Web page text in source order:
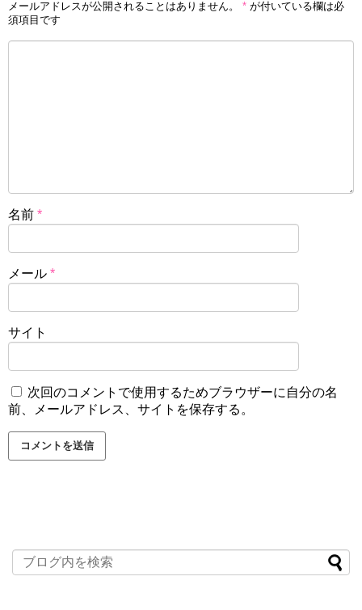
メールアドレスが公開されることはありません。 * が付いている欄は必
須項目です
名前 *
メール *
サイト
次回のコメントで使用するためブラウザーに自分の名
前、メールアドレス、サイトを保存する。